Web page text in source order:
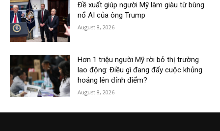
Đề xuất giúp người Mỹ làm giàu từ bùng
nổ AI của ông Trump
August 8, 2026
Hơn 1 triệu người Mỹ rời bỏ thị trường
lao động: Điều gì đang đẩy cuộc khủng
hoảng lên đỉnh điểm?
August 8, 2026